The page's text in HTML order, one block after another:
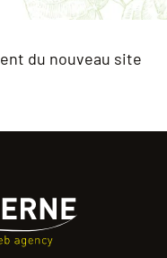
du nouveau site